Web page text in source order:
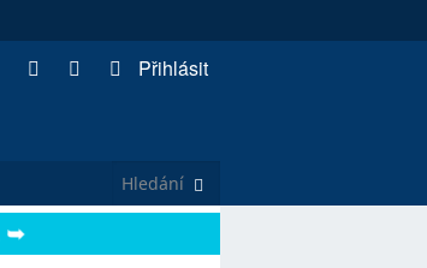
Přihlásit